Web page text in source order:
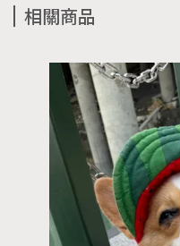
相關商品